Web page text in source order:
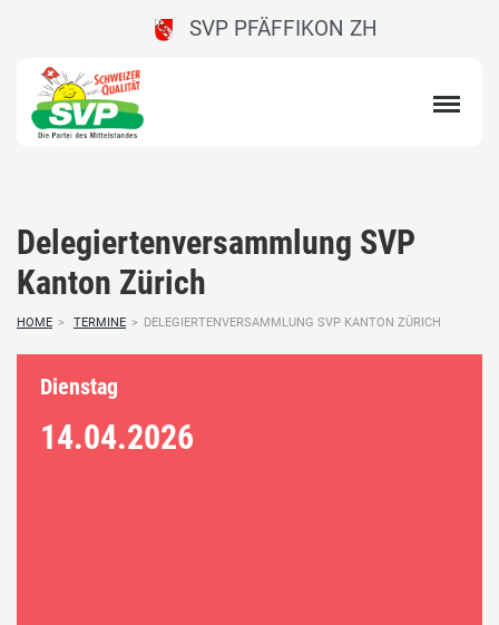
SVP PFÄFFIKON ZH
Delegiertenversammlung SVP
Kanton Zürich
HOME > TERMINE > DELEGIERTENVERSAMMLUNG SVP KANTON ZÜRICH
Dienstag
14.04.2026